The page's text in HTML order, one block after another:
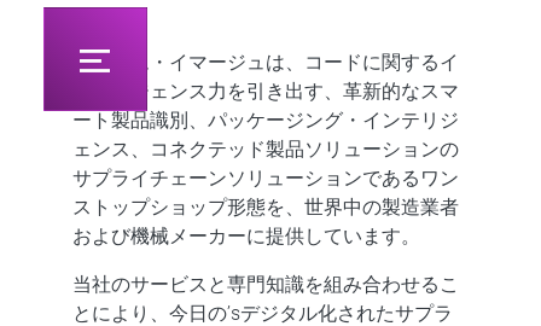
マーケム・イマージュは、コードに関するイ
ンテリジェンス力を引き出す、革新的なスマ
ート製品識別、パッケージング・インテリジ
ェンス、コネクテッド製品ソリューションの
サプライチェーンソリューションであるワン
ストップショップ形態を、世界中の製造業者
および機械メーカーに提供しています。
当社のサービスと専門知識を組み合わせるこ
とにより、今日の’sデジタル化されたサプラ